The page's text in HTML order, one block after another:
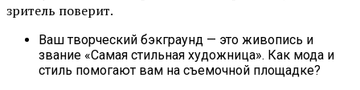
зритель поверит.
Ваш творческий бэкграунд — это живопись и
звание «Самая стильная художница». Как мода и
стиль помогают вам на съемочной площадке?